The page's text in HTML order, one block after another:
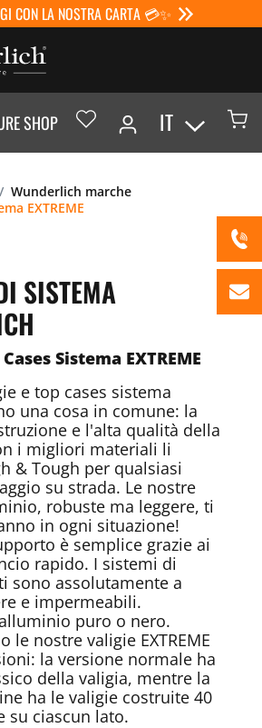
CON LA NOSTRA CARTA 💳✨
SHOP IT
Wunderlich marche
EXTREME
SISTEMA
Sistema EXTREME
e top cases sistema
una cosa in comune: la
e l'alta qualità della
i migliori materiali li
& Tough per qualsiasi
su strada. Le nostre
robuste ma leggere, ti
in ogni situazione!
è semplice grazie ai
rapido. I sistemi di
sono assolutamente a
e impermeabili.
puro o nero.
le nostre valigie EXTREME
la versione normale ha
della valigia, mentre la
ha le valigie costruite 40
su ciascun lato.